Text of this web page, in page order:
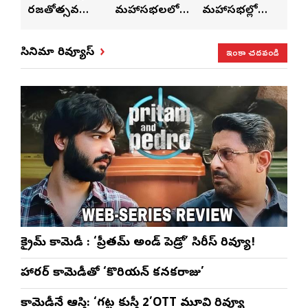
రజతోత్సవ
కుంభ హారతి
ప్రత్యేకం
మహాసభలలో
మహాసభల్లో
ప్రత్యేకంగా
‘ఉమెన్స్ ఫోరమ్’
సినిమా రివ్యూస్ ఇంకా చదవండి
క్రైమ్ కామెడీ : ‘ప్రీతమ్ అండ్ పెడ్రో’ సిరీస్ రివ్యూ!
హారర్ కామెడీతో ‘కొరియన్ కనకరాజు’
కామెడీనే ఆస్తి: ‘గట్ట కుస్తీ 2’OTT మూవి రివ్యూ